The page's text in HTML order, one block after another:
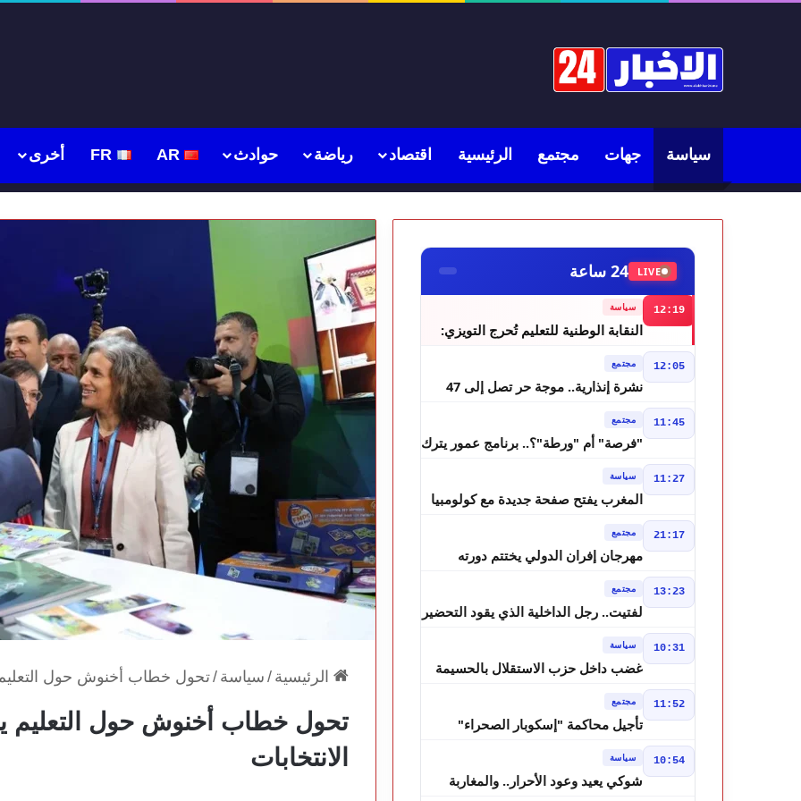
سياسة جهات مجتمع الرئيسية اقتصاد رياضة حوادث AR
FR أخرى
الرئيسية / سياسة /تحول خطاب أخنوش حول التعليم
تحول خطاب أخنوش حول التعليم
الانتخابات
LIVE 24 ساعة
12:19 سياسة
النقابة الوطنية للتعليم تُحرج التويزي:
12:05 مجتمع
نشرة إنذارية.. موجة حر تصل إلى 47
بالمغرب
11:45 مجتمع
"فرصة" أم "ورطة"؟.. برنامج عمور يترك
11:27 سياسة
المغرب يفتح صفحة جديدة مع كولومبيا
21:17 مجتمع
مهرجان إفران الدولي يختتم دورته
تخطف الأضواء
13:23 مجتمع
لفتيت.. رجل الداخلية الذي يقود التحضير
10:31 سياسة
غضب داخل حزب الاستقلال بالحسيمة
الانتخابات التشريعية
11:52 مجتمع
تأجيل محاكمة "إسكوبار الصحراء"
حالة سراح
10:54 سياسة
شوكي يعيد وعود الأحرار.. والمغاربة